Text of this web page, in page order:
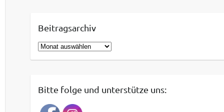
Beitragsarchiv
B
e
rBitte folge und unterstütze uns: